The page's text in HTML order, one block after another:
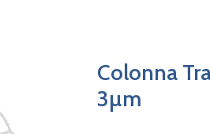
Colonna
3µm